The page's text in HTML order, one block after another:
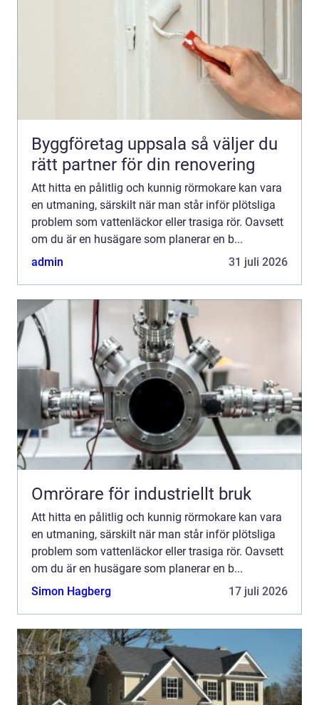
Byggföretag uppsala så väljer du
rätt partner för din renovering
Att hitta en pålitlig och kunnig rörmokare kan vara
en utmaning, särskilt när man står inför plötsliga
problem som vattenläckor eller trasiga rör. Oavsett
om du är en husägare som planerar en b...
admin
31 juli 2026
Omrörare för industriellt bruk
Att hitta en pålitlig och kunnig rörmokare kan vara
en utmaning, särskilt när man står inför plötsliga
problem som vattenläckor eller trasiga rör. Oavsett
om du är en husägare som planerar en b...
Simon Hagberg
17 juli 2026